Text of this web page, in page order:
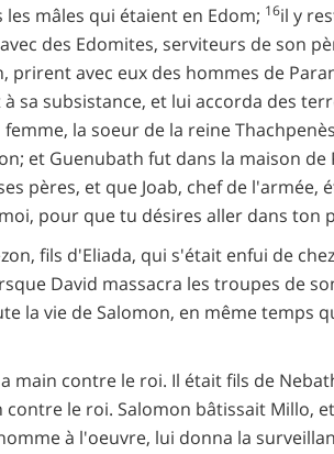
mâles qui étaient en Edom; 16il y
des Edomites, serviteurs de son
prirent avec eux des hommes de
sa subsistance, et lui accorda des
la soeur de la reine
et Guenubath fut dans la maison
pères, et que Joab, chef de
pour que tu désires aller dans ton
fils d'Eliada, qui s'était enfui de
David massacra les troupes de
la vie de Salomon, en même temps
main contre le roi. Il était fils de
contre le roi. Salomon bâtissait Millo,
à l'oeuvre, lui donna la